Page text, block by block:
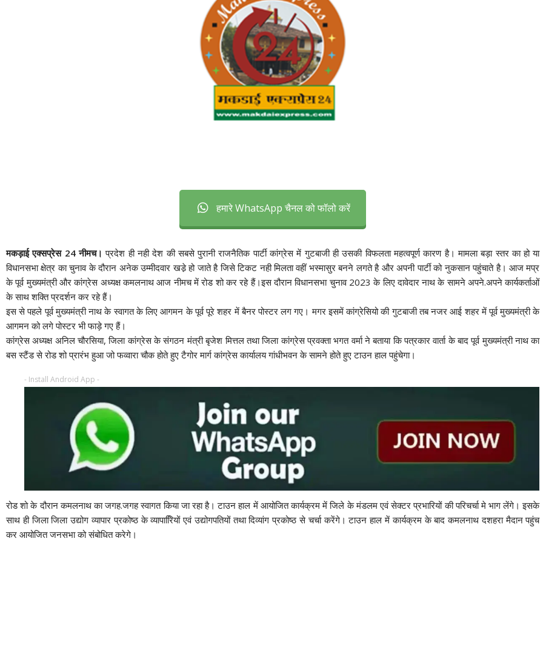
हमारे WhatsApp चैनल को फॉलो करें
मकड़ाई एक्सप्रेस 24 नीमच। प्रदेश ही नही देश की सबसे पुरानी राजनैतिक पार्टी कांग्रेस में गुटबाजी ही उसकी विफलता महत्वपूर्ण कारण है। मामला बड़ा स्तर का हो या
विधानसभा क्षेत्र का चुनाव के दौरान अनेक उम्मीदवार खडे़ हो जाते है जिसे टिकट नही मिलता वहीं भस्मासुर बनने लगते है और अपनी पार्टी को नुकसान पहुंचाते है। आज मप्र
के पूर्व मुख्यमंत्री और कांग्रेस अध्‍यक्ष कमलनाथ आज नीमच में रोड शो कर रहे हैं।इस दौरान विधानसभा चुनाव 2023 के लिए दावेदार नाथ के सामने अपने.अपने कार्यकर्ताओं
के साथ शक्ति प्रदर्शन कर रहे हैं।
इस से पहले पूर्व मुख्यमंत्री नाथ के स्वागत के लिए आगमन के पूर्व पूरे शहर में बैनर पोस्टर लग गए। मगर इसमें कांग्रेसियो की गुटबाजी तब नजर आई शहर में पूर्व मुख्यमंत्री के
आगमन को लगे पोस्टर भी फाड़े गए हैं।
कांग्रेस अध्यक्ष अनिल चौरसिया, जिला कांग्रेस के संगठन मंत्री बृजेश मित्तल तथा जिला कांग्रेस प्रवक्ता भगत वर्मा ने बताया कि पत्रकार वार्ता के बाद पूर्व मुख्यमंत्री नाथ का
बस स्टैंड से रोड शो प्रारंभ हुआ जो फव्वारा चौक होते हुए टैगोर मार्ग कांग्रेस कार्यालय गांधीभवन के सामने होते हुए टाउन हाल पहुंचेगा।
- Install Android App -
रोड शो के दौरान कमलनाथ का जगह.जगह स्वागत किया जा रहा है। टाउन हाल में आयोजित कार्यक्रम में जिले के मंडलम एवं सेक्टर प्रभारियों की परिचर्चा मे भाग लेंगे। इसके
साथ ही जिला जिला उद्योग व्यापार प्रकोष्ठ के व्यापारिियों एवं उद्योगपतियों तथा दिव्यांग प्रकोष्ठ से चर्चा करेंगे। टाउन हाल में कार्यक्रम के बाद कमलनाथ दशहरा मैदान पहुंच
कर आयोजित जनसभा को संबोधित करेगे।